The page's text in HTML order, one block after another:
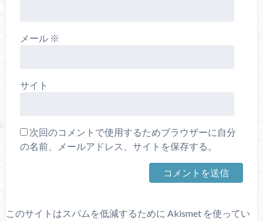
メール ※
サイト
次回のコメントで使用するためブラウザーに自分
の名前、メールアドレス、サイトを保存する。
このサイトはスパムを低減するために Akismet を使ってい